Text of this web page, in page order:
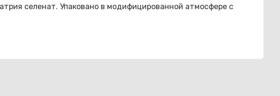
селенат. Упаковано в модифицированной атмосфере с